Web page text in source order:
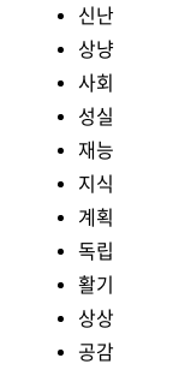
신난
상냥
사회
성실
재능
지식
계획
독립
활기
상상
공감